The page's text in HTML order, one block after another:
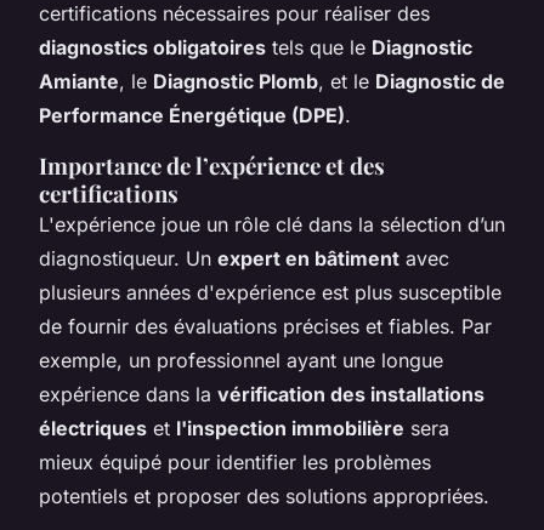
certifications nécessaires pour réaliser des
diagnostics obligatoires tels que le Diagnostic
Amiante, le Diagnostic Plomb, et le Diagnostic de
Performance Énergétique (DPE).
Importance de l’expérience et des
certifications
L'expérience joue un rôle clé dans la sélection d’un
diagnostiqueur. Un expert en bâtiment avec
plusieurs années d'expérience est plus susceptible
de fournir des évaluations précises et fiables. Par
exemple, un professionnel ayant une longue
expérience dans la vérification des installations
électriques et l'inspection immobilière sera
mieux équipé pour identifier les problèmes
potentiels et proposer des solutions appropriées.